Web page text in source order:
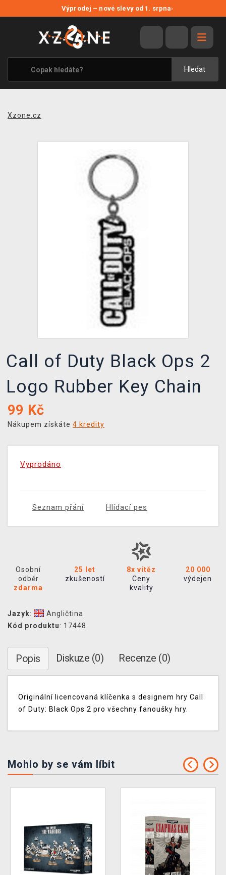
Výprodej – nové slevy od 1. srpna›
Hledat
VÝPRODEJ
VIDEOHRY
XZONE ORIGINALS
TÉMATIKY
TCG & BOARDGAME HUB
Xzone.cz
Call of Duty Black Ops 2
Logo Rubber Key Chain
99 Kč
Nákupem získáte 4 kredity
Vyprodáno
Seznam přání Hlídací pes
Osobní
odběr
zdarma
25 let
zkušeností
8x vítěz
Ceny
kvality
20 000
výdejen
Jazyk:
Angličtina
Kód produktu: 17448
Popis Diskuze (0) Recenze (0)
Originální licencovaná klíčenka s designem hry Call
of Duty: Black Ops 2 pro všechny fanoušky hry.
Mohlo by se vám líbit